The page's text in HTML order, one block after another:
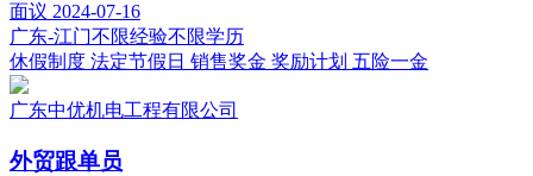
面议 2024-07-16
广东-江门不限经验不限学历
休假制度 法定节假日 销售奖金 奖励计划 五险一金
广东中优机电工程有限公司
外贸跟单员